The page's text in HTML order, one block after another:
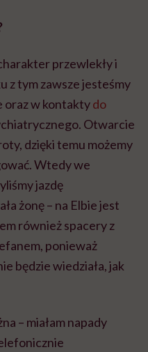
przewlekły i
z tym zawsze jesteśmy
oraz w kontaktydo
Otwarcie
dzięki temu możemy
Wtedy we
jazdę
żonę – na Elbie jest
również spacery z
ponieważ
będzie wiedziała, jak
– miałam napady